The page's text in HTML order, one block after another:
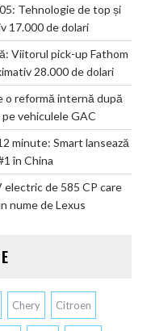
Tehnologie de top și
17.000 de dolari
Viitorul pick-up Fathom
28.000 de dolari
o reformă internă după
pe vehiculele GAC
minute: Smart lansează
în China
electric de 585 CP care
nume de Lexus
Chery Citroen